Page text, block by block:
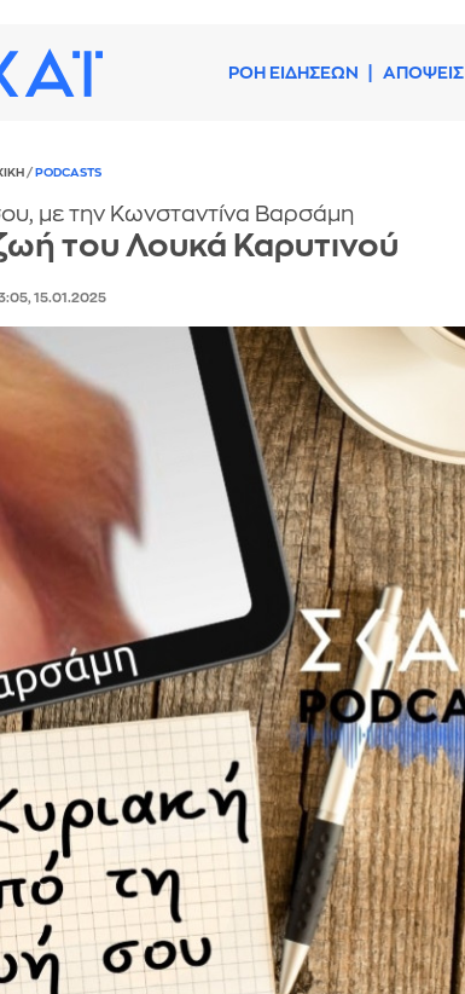
ΡΟΗ ΕΙΔΗΣΕΩΝ ΑΠΟΨΕΙΣ
/ PODCASTS
με την Κωνσταντίνα Βαρσάμη
του Λουκά Καρυτινού
15.01.2025